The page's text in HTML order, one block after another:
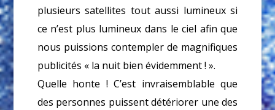
plusieurs satellites tout aussi lumineux si
ce n’est plus lumineux dans le ciel afin que
nous puissions contempler de magnifiques
publicités « la nuit bien évidemment ! ».
Quelle honte ! C’est invraisemblable que
des personnes puissent détériorer une des